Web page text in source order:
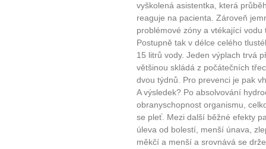
vyškolená asistentka, která
reaguje na pacienta. Zároveň
problémové zóny a vtékající
Postupně tak v délce celého
15 litrů vody. Jeden výplach trvá
většinou skládá z počátečních
dvou týdnů. Pro prevenci je pak
A výsledek? Po absolvování
obranyschopnost organismu,
se pleť. Mezi další běžné efekty
úleva od bolestí, menší únava,
měkčí a menší a srovnává se